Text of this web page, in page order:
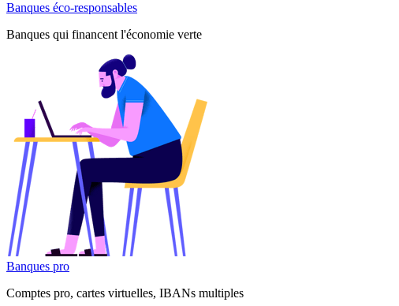
Banques éco-responsables
Banques qui financent l'économie verte
Banques pro
Comptes pro, cartes virtuelles, IBANs multiples